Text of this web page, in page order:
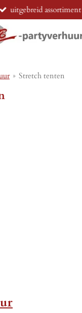
uitgebreid assortiment
» Stretch tenten